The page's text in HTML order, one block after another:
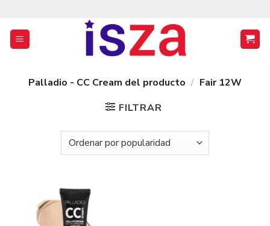
contenido
Palladio - CC Cream del producto / Fair 12W
FILTRAR